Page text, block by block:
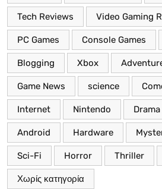
Tech Reviews Video Gaming
PC Games Console Games
Blogging Xbox
Game News science
Internet Nintendo Drama
Android Hardware
Sci-Fi Horror Thriller
Χωρίς κατηγορία